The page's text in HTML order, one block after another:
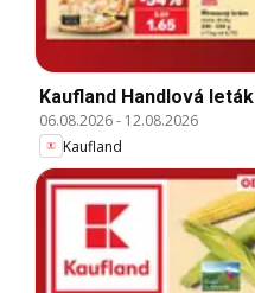
Kaufland Handlová leták
06.08.2026- 12.08.2026
Kaufland